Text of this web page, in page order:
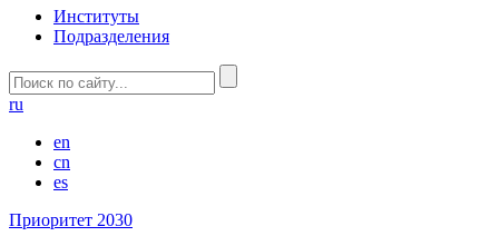
Институты
Подразделения
ru
en
cn
es
Приоритет 2030